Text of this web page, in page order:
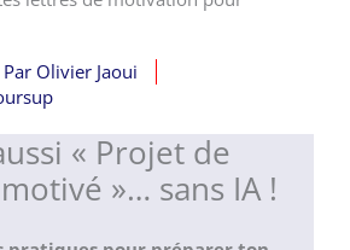
Par Olivier Jaoui
« Projet de
»… sans IA !